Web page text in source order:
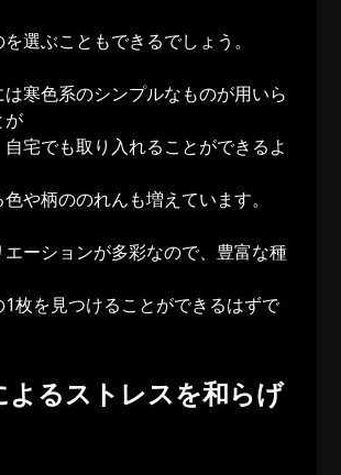
選ぶこともできるでしょう。
寒色系のシンプルなものが用いら
が
宅でも取り入れることができるよ
や柄ののれんも増えています。
ーションが多彩なので、豊富な種
1枚を見つけることができるはずで
よるストレスを和らげ